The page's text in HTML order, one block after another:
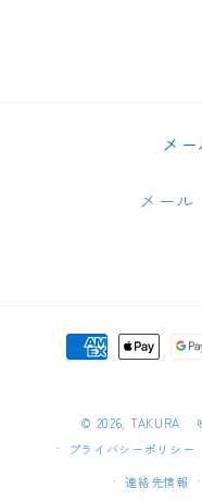
メ
メール
© 2026, TAKURA
プライバシーポリシー
連絡先情報